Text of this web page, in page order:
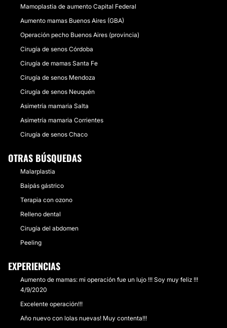
Mamoplastia de aumento Capital Federal
Aumento mamas Buenos Aires (GBA)
Operación pecho Buenos Aires (provincia)
Cirugía de senos Córdoba
Cirugía de mamas Santa Fe
Cirugía de senos Mendoza
Cirugía de senos Neuquén
Asimetría mamaria Salta
Asimetría mamaria Corrientes
Cirugía de senos Chaco
OTRAS BÚSQUEDAS
Malarplastia
Baipás gástrico
Terapia con ozono
Relleno dental
Cirugía del abdomen
Peeling
EXPERIENCIAS
Aumento de mamas: mi operación fue un lujo !!! Soy muy feliz !!!
4/9/2020
Excelente operación!!!
Año nuevo con lolas nuevas! Muy contenta!!!